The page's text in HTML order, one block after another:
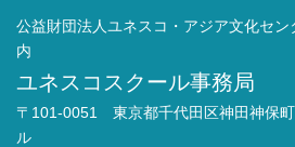
公益財団法人ユネスコ・アジア文化セ
内
ユネスコスクール事務局
〒101-0051 東京都千代田区神田神保
ル